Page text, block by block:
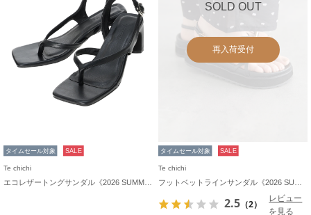
タイムセール対象 SALE
Te chichi
SOLD OUT
再入荷受付
タイムセール対象 SALE
Te chichi
2.5 （2）
レビュー
を見る